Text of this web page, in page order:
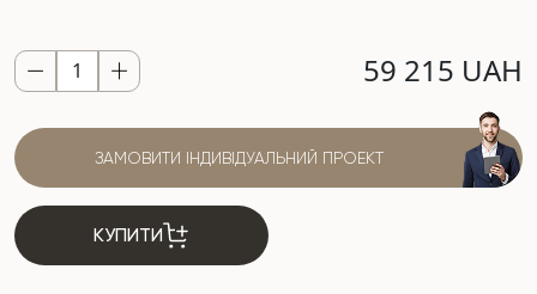
59 215 UAH
ЗАМОВИТИ ІНДИВІДУАЛЬНИЙ ПРОЕКТ
КУПИТИ